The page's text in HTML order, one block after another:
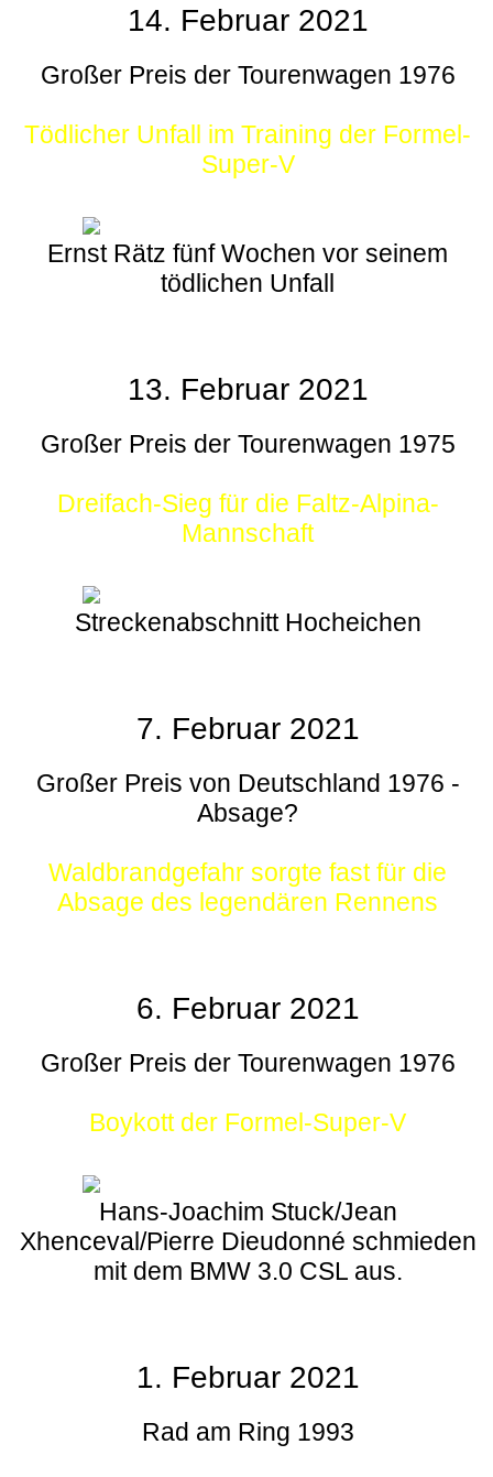
14. Februar 2021
Großer Preis der Tourenwagen 1976
Tödlicher Unfall im Training der Formel-
Super-V
Ernst Rätz fünf Wochen vor seinem
tödlichen Unfall
13. Februar 2021
Großer Preis der Tourenwagen 1975
Dreifach-Sieg für die Faltz-Alpina-
Mannschaft
Streckenabschnitt Hocheichen
7. Februar 2021
Großer Preis von Deutschland 1976 -
Absage?
Waldbrandgefahr sorgte fast für die
Absage des legendären Rennens
6. Februar 2021
Großer Preis der Tourenwagen 1976
Boykott der Formel-Super-V
Hans-Joachim Stuck/Jean
Xhenceval/Pierre Dieudonné schmieden
mit dem BMW 3.0 CSL aus.
1. Februar 2021
Rad am Ring 1993